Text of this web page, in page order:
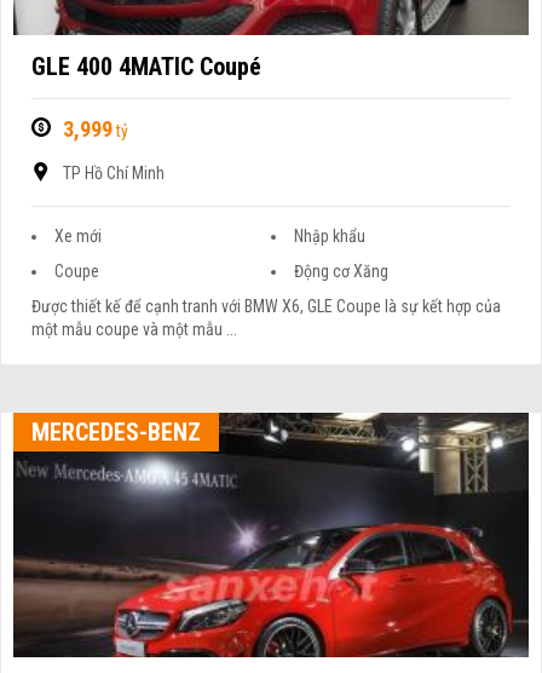
GLE 400 4MATIC Coupé
3,999tỷ
TP Hồ Chí Minh
Xe mới
Nhập khẩu
Coupe
Động cơ Xăng
Được thiết kế để cạnh tranh với BMW X6, GLE Coupe là sự kết hợp của
một mẫu coupe và một mẫu ...
MERCEDES-BENZ